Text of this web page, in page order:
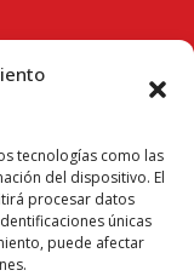
tecnologías como las
del dispositivo. El
procesar datos
únicas
puede afectar